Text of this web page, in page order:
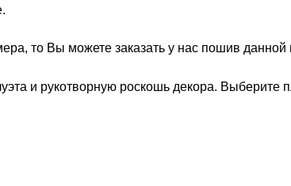
то Вы можете заказать у нас пошив
и рукотворную роскошь декора.